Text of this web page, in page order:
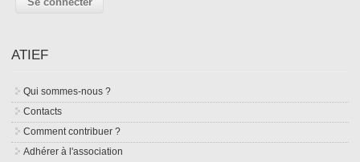
ATIEF
Qui sommes-nous ?
Contacts
Comment contribuer ?
Adhérer à l'association